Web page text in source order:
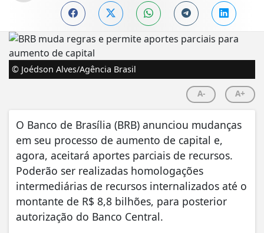
© Joédson Alves/Agência Brasil
A- A+
O Banco de Brasília (BRB) anunciou mudanças
em seu processo de aumento de capital e,
agora, aceitará aportes parciais de recursos.
Poderão ser realizadas homologações
intermediárias de recursos internalizados até o
montante de R$ 8,8 bilhões, para posterior
autorização do Banco Central.